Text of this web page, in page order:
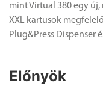
mint Virtual 380 egy új,
XXL kartusok
Plug&Press Dispenser
Előnyök